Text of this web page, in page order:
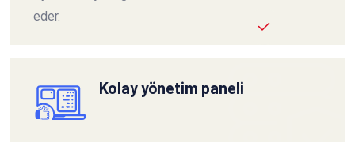
eder.
Kolay yönetim paneli